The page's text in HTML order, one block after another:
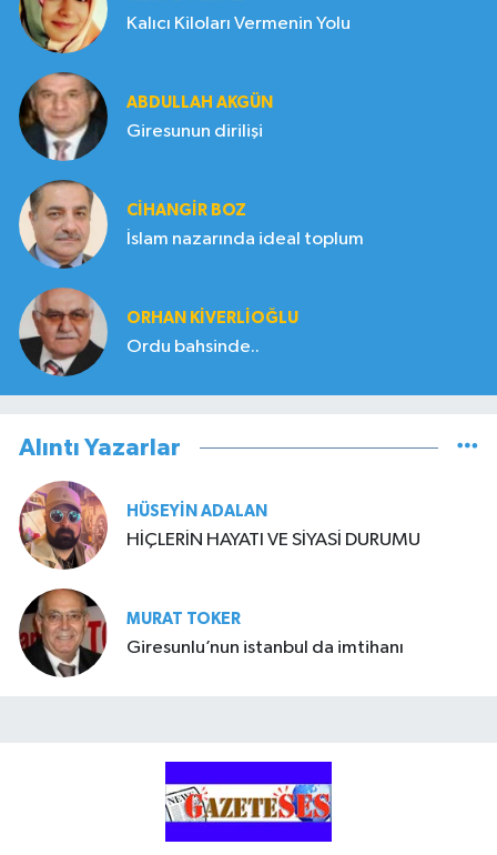
Kalıcı Kiloları Vermenin Yolu
ABDULLAH AKGÜN
Giresunun dirilişi
CIHANGIR BOZ
İslam nazarında ideal toplum
ORHAN KIVERLIOĞLU
Ordu bahsinde..
Alıntı Yazarlar
HÜSEYIN ADALAN
HİÇLERİN HAYATI VE SİYASİ DURUMU
MURAT TOKER
Giresunlu’nun istanbul da imtihanı